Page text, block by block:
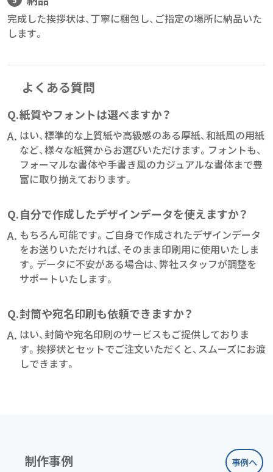
完成した挨拶状は、丁寧に梱包し、ご指定の場所に納品いた
します。
よくある質問
Q.紙質やフォントは選べますか？
A. はい、標準的な上質紙や高級感のある厚紙、和紙風の用紙
など、様々な紙質からお選びいただけます。フォントも、
フォーマルな書体や手書き風のカジュアルな書体まで豊
富に取り揃えております。
Q.自分で作成したデザインデータを使えますか？
A. もちろん可能です。ご自身で作成されたデザインデータ
をお送りいただければ、そのまま印刷用に使用いたしま
す。データに不安がある場合は、弊社スタッフが調整を
サポートいたします。
Q.封筒や宛名印刷も依頼できますか？
A. はい、封筒や宛名印刷のサービスもご提供しておりま
す。挨拶状とセットでご注文いただくと、スムーズにお渡
しできます。
制作事例 事例へ